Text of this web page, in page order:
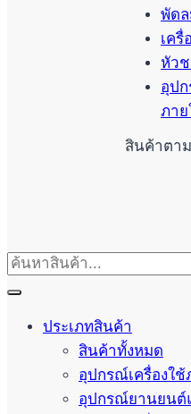
พัด
เครื่
หัวช
อุป
ภา
สินค้าตา
ประเภทสินค้า
สินค้าทั้งหมด
อุปกรณ์เครื่องใช้
อุปกรณ์ยานยนต์